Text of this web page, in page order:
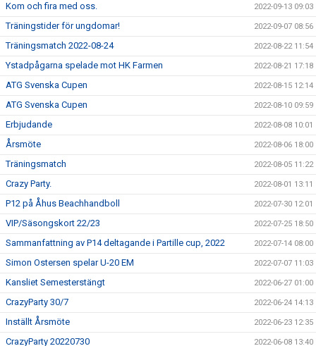
Kom och fira med oss. 2022-09-13 09:03
Träningstider för ungdomar! 2022-09-07 08:56
Träningsmatch 2022-08-24 2022-08-22 11:54
Ystadpågarna spelade mot HK Farmen 2022-08-21 17:18
ATG Svenska Cupen 2022-08-15 12:14
ATG Svenska Cupen 2022-08-10 09:59
Erbjudande 2022-08-08 10:01
Årsmöte 2022-08-06 18:00
Träningsmatch 2022-08-05 11:22
Crazy Party. 2022-08-01 13:11
P12 på Åhus Beachhandboll 2022-07-30 12:01
VIP/Säsongskort 22/23 2022-07-25 18:50
Sammanfattning av P14 deltagande i Partille cup, 2022 2022-07-14 08:00
Simon Ostersen spelar U-20 EM 2022-07-07 11:03
Kansliet Semesterstängt 2022-06-27 01:00
CrazyParty 30/7 2022-06-24 14:13
Inställt Årsmöte 2022-06-23 12:35
CrazyParty 20220730 2022-06-08 13:40